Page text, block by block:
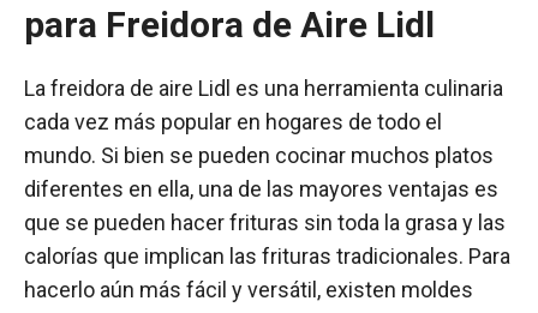
para Freidora de Aire Lidl
La freidora de aire Lidl es una herramienta culinaria
cada vez más popular en hogares de todo el
mundo. Si bien se pueden cocinar muchos platos
diferentes en ella, una de las mayores ventajas es
que se pueden hacer frituras sin toda la grasa y las
calorías que implican las frituras tradicionales. Para
hacerlo aún más fácil y versátil, existen moldes